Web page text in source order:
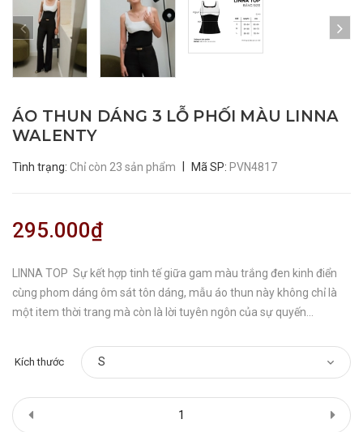
ÁO THUN DÁNG 3 LỖ PHỐI MÀU LINNA
WALENTY
Tình trạng: Chỉ còn 23 sản phẩm Mã SP: PVN4817
295.000₫
LINNA TOP Sự kết hợp tinh tế giữa gam màu trắng đen kinh điển
cùng phom dáng ôm sát tôn dáng, mẫu áo thun này không chỉ là
một item thời trang mà còn là lời tuyên ngôn của sự quyến...
Kích thước